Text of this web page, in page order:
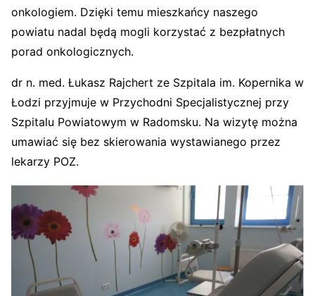
onkologiem. Dzięki temu mieszkańcy naszego
powiatu nadal będą mogli korzystać z bezpłatnych
porad onkologicznych.
dr n. med. Łukasz Rajchert ze Szpitala im. Kopernika w
Łodzi przyjmuje w Przychodni Specjalistycznej przy
Szpitalu Powiatowym w Radomsku. Na wizytę można
umawiać się bez skierowania wystawianego przez
lekarzy POZ.